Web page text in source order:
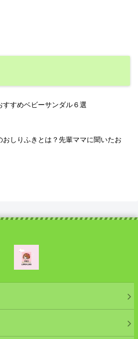
すすめベビーサンダル６選
しりふきとは？先輩ママに聞いたお